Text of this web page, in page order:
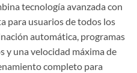
tecnología avanzada con
para usuarios de todos los
automática, programas
una velocidad máxima de
completo para